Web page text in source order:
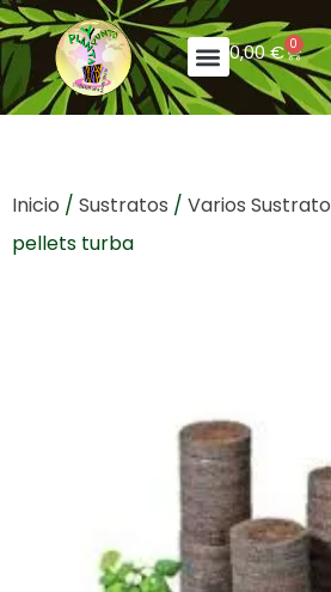
0,00€ 0
Inicio / Sustratos / Varios Sustrato
pellets turba